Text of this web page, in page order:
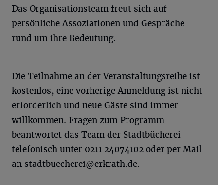
Das Organisationsteam freut sich auf
persönliche Assoziationen und Gespräche
rund um ihre Bedeutung.
Die Teilnahme an der Veranstaltungsreihe ist
kostenlos, eine vorherige Anmeldung ist nicht
erforderlich und neue Gäste sind immer
willkommen. Fragen zum Programm
beantwortet das Team der Stadtbücherei
telefonisch unter 0211 24074102 oder per Mail
an stadtbuecherei@erkrath.de.